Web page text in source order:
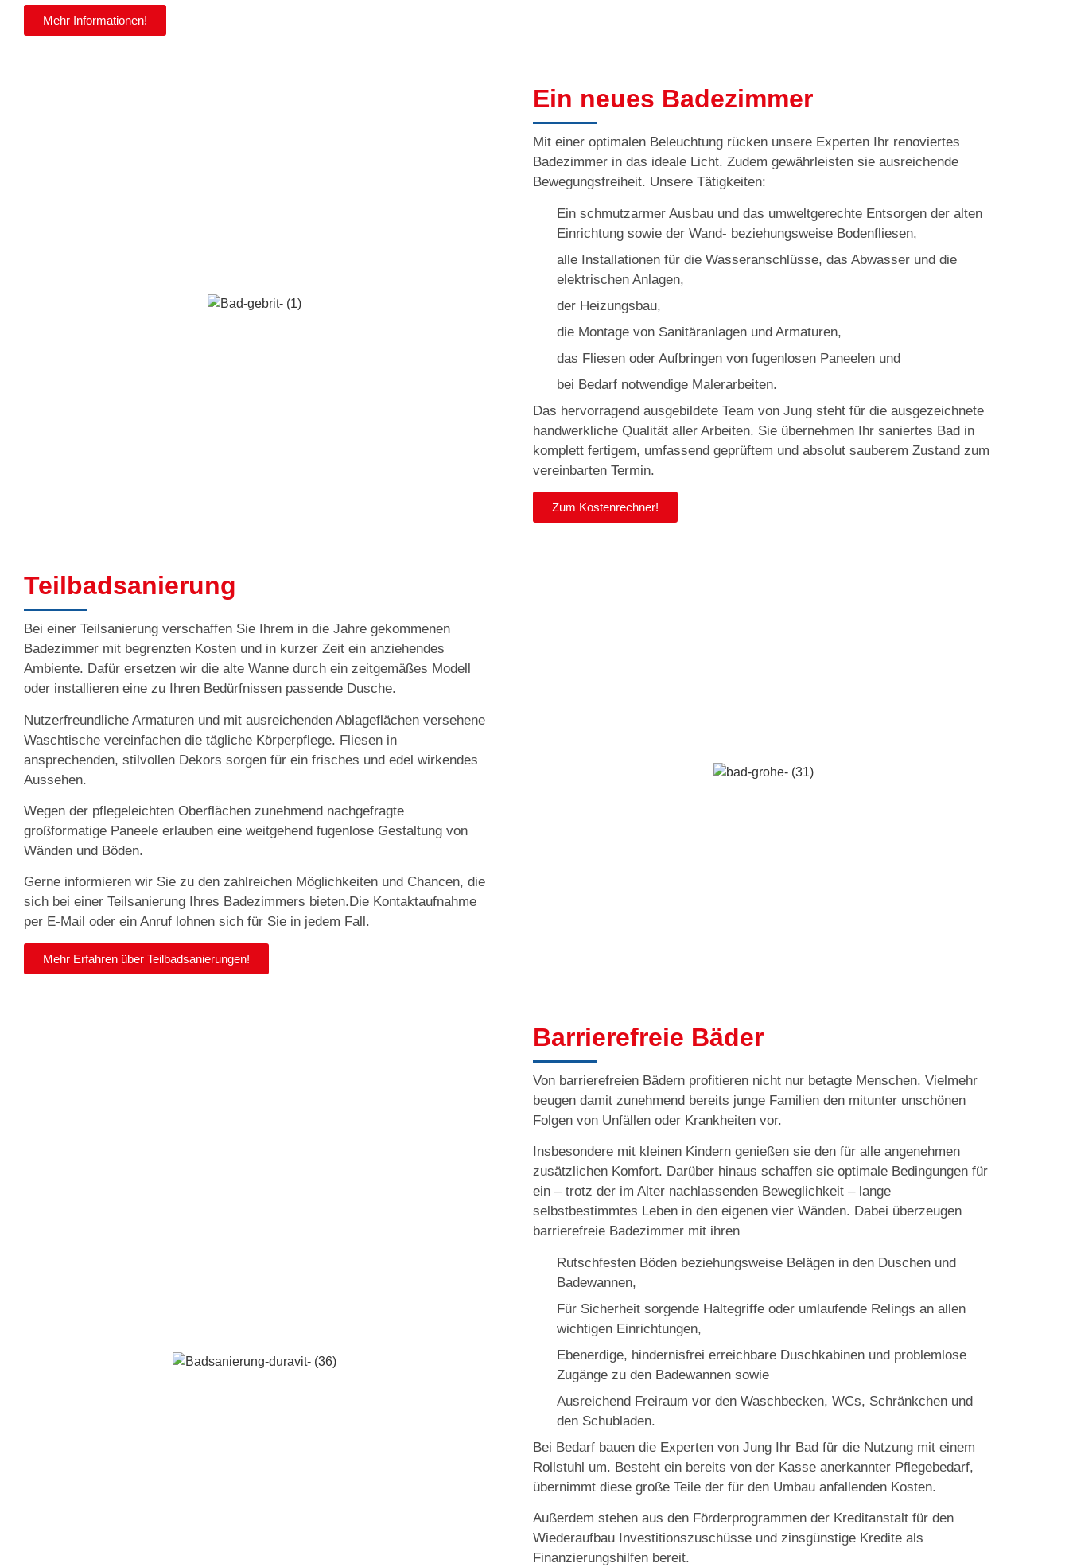
Mehr Informationen!
Ein neues Badezimmer
Mit einer optimalen Beleuchtung rücken unsere Experten Ihr renoviertes
Badezimmer in das ideale Licht. Zudem gewährleisten sie ausreichende
Bewegungsfreiheit. Unsere Tätigkeiten:
Ein schmutzarmer Ausbau und das umweltgerechte Entsorgen der alten
Einrichtung sowie der Wand- beziehungsweise Bodenfliesen,
alle Installationen für die Wasseranschlüsse, das Abwasser und die
elektrischen Anlagen,
der Heizungsbau,
die Montage von Sanitäranlagen und Armaturen,
das Fliesen oder Aufbringen von fugenlosen Paneelen und
bei Bedarf notwendige Malerarbeiten.
Das hervorragend ausgebildete Team von Jung steht für die ausgezeichnete
handwerkliche Qualität aller Arbeiten. Sie übernehmen Ihr saniertes Bad in
komplett fertigem, umfassend geprüftem und absolut sauberem Zustand zum
vereinbarten Termin.
Zum Kostenrechner!
Teilbadsanierung
Bei einer Teilsanierung verschaffen Sie Ihrem in die Jahre gekommenen
Badezimmer mit begrenzten Kosten und in kurzer Zeit ein anziehendes
Ambiente. Dafür ersetzen wir die alte Wanne durch ein zeitgemäßes Modell
oder installieren eine zu Ihren Bedürfnissen passende Dusche.
Nutzerfreundliche Armaturen und mit ausreichenden Ablageflächen versehene
Waschtische vereinfachen die tägliche Körperpflege. Fliesen in
ansprechenden, stilvollen Dekors sorgen für ein frisches und edel wirkendes
Aussehen.
Wegen der pflegeleichten Oberflächen zunehmend nachgefragte
großformatige Paneele erlauben eine weitgehend fugenlose Gestaltung von
Wänden und Böden.
Gerne informieren wir Sie zu den zahlreichen Möglichkeiten und Chancen, die
sich bei einer Teilsanierung Ihres Badezimmers bieten.Die Kontaktaufnahme
per E-Mail oder ein Anruf lohnen sich für Sie in jedem Fall.
Mehr Erfahren über Teilbadsanierungen!
Barrierefreie Bäder
Von barrierefreien Bädern profitieren nicht nur betagte Menschen. Vielmehr
beugen damit zunehmend bereits junge Familien den mitunter unschönen
Folgen von Unfällen oder Krankheiten vor.
Insbesondere mit kleinen Kindern genießen sie den für alle angenehmen
zusätzlichen Komfort. Darüber hinaus schaffen sie optimale Bedingungen für
ein – trotz der im Alter nachlassenden Beweglichkeit – lange
selbstbestimmtes Leben in den eigenen vier Wänden. Dabei überzeugen
barrierefreie Badezimmer mit ihren
Rutschfesten Böden beziehungsweise Belägen in den Duschen und
Badewannen,
Für Sicherheit sorgende Haltegriffe oder umlaufende Relings an allen
wichtigen Einrichtungen,
Ebenerdige, hindernisfrei erreichbare Duschkabinen und problemlose
Zugänge zu den Badewannen sowie
Ausreichend Freiraum vor den Waschbecken, WCs, Schränkchen und
den Schubladen.
Bei Bedarf bauen die Experten von Jung Ihr Bad für die Nutzung mit einem
Rollstuhl um. Besteht ein bereits von der Kasse anerkannter Pflegebedarf,
übernimmt diese große Teile der für den Umbau anfallenden Kosten.
Außerdem stehen aus den Förderprogrammen der Kreditanstalt für den
Wiederaufbau Investitionszuschüsse und zinsgünstige Kredite als
Finanzierungshilfen bereit.